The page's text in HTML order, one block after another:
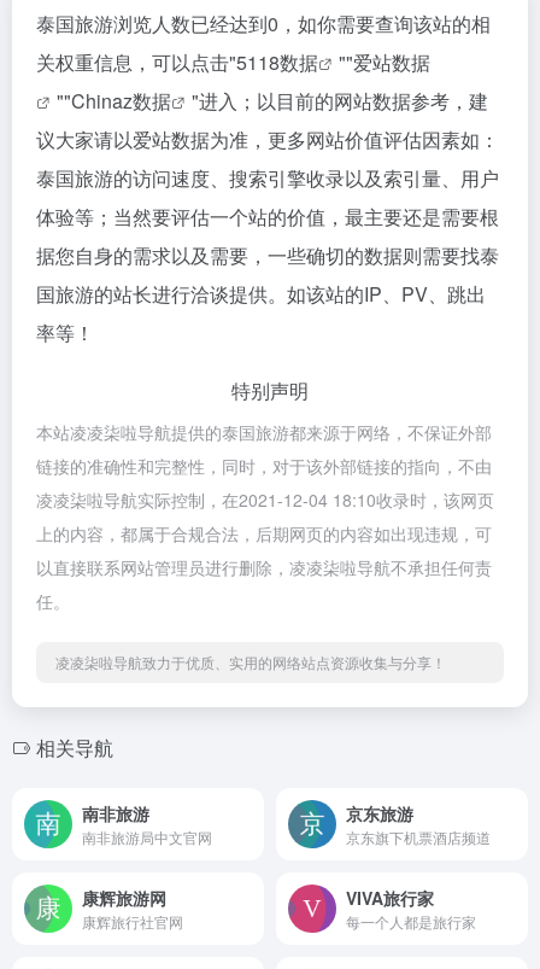
泰国旅游浏览人数已经达到0，如你需要查询该站的相
关权重信息，可以点击"5118数据 ""爱站数据
""Chinaz数据
"进入；以目前的网站数据参考，建
议大家请以爱站数据为准，更多网站价值评估因素如：
泰国旅游的访问速度、搜索引擎收录以及索引量、用户
体验等；当然要评估一个站的价值，最主要还是需要根
据您自身的需求以及需要，一些确切的数据则需要找泰
国旅游的站长进行洽谈提供。如该站的IP、PV、跳出
率等！
特别声明
本站凌凌柒啦导航提供的泰国旅游都来源于网络，不保证外部
链接的准确性和完整性，同时，对于该外部链接的指向，不由
凌凌柒啦导航实际控制，在2021-12-04 18:10收录时，该网页
上的内容，都属于合规合法，后期网页的内容如出现违规，可
以直接联系网站管理员进行删除，凌凌柒啦导航不承担任何责
任。
凌凌柒啦导航致力于优质、实用的网络站点资源收集与分享！
相关导航
南非旅游
南非旅游局中文官网
京东旅游
京东旗下机票酒店频道
康辉旅游网
康辉旅行社官网
VIVA旅⾏家
每⼀个⼈都是旅⾏家